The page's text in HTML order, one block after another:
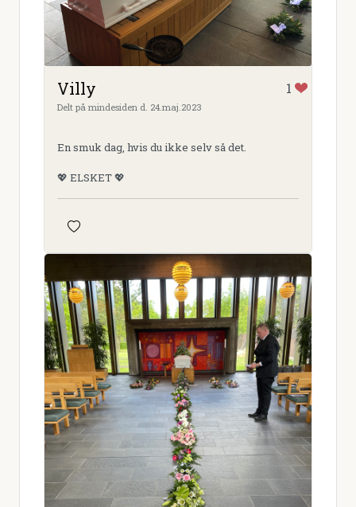
Villy 1
Delt på mindesiden d. 24.maj.2023
En smuk dag, hvis du ikke selv så det.
💖 ELSKET 💖